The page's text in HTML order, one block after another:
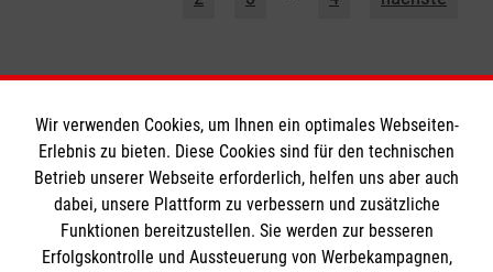
Informationen
Impressum
Wir verwenden Cookies, um Ihnen ein optimales Webseiten-
Erlebnis zu bieten. Diese Cookies sind für den technischen
Betrieb unserer Webseite erforderlich, helfen uns aber auch
dabei, unsere Plattform zu verbessern und zusätzliche
Funktionen bereitzustellen. Sie werden zur besseren
Erfolgskontrolle und Aussteuerung von Werbekampagnen,